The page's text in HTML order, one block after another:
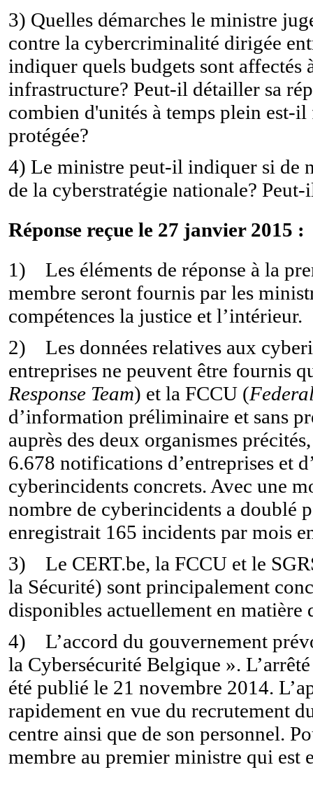
3) Quelles démarches le ministre
contre la cybercriminalité dirigée
indiquer quels budgets sont affectés
infrastructure? Peut-il détailler sa
combien d'unités à temps plein est-
protégée?
4) Le ministre peut-il indiquer si de
de la cyberstratégie nationale?
Réponse reçue le 27 janvier 2015 :
1) Les éléments de réponse à la
membre seront fournis par les
compétences la justice et l’intérieur.
2) Les données relatives aux
entreprises ne peuvent être fournis
Response Team) et la FCCU (
d’information préliminaire et sans
auprès des deux organismes
6.678 notifications d’entreprises et
cyberincidents concrets. Avec une
nombre de cyberincidents a doublé
enregistrait 165 incidents par mois
3) Le CERT.be, la FCCU et le
la Sécurité) sont principalement
disponibles actuellement en matière
4) L’accord du gouvernement
la Cybersécurité Belgique ».
été publié le 21 novembre 2014.
rapidement en vue du recrutement
centre ainsi que de son personnel.
membre au premier ministre qui est